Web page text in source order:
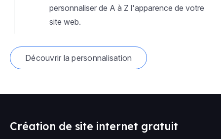
personnaliser de A à Z l'apparence de votre
site web.
Découvrir la personnalisation
Création de site internet gratuit